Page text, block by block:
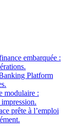
embarquée :
Platform
modulaire :
prête à l’emploi